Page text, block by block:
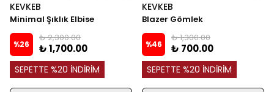
KEVKEB
Minimal Şıklık Elbise
%26
₺ 2,300.00
₺ 1,700.00
SEPETTE %20 İNDİRİM
KEVKEB
Blazer Gömlek
%46
₺ 1,300.00
₺ 700.00
SEPETTE %20 İNDİRİM